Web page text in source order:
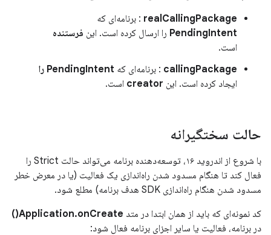
realCallingPackage : برنامه‌ای که
PendingIntent را ارسال کرده است. این فرستنده
است.
callingPackage : برنامه‌ای که PendingIntent را
ایجاد کرده است. این creator است.
حالت سختگیرانه
با شروع از اندروید ۱۶، توسعه‌دهنده برنامه می‌تواند حالت Strict را
فعال کند تا هنگام مسدود شدن راه‌اندازی یک فعالیت (یا در معرض خطر
مسدود شدن هنگام راه‌اندازی SDK هدف برنامه) مطلع شود.
کد نمونه‌ای که باید از همان ابتدا در متد Application.onCreate()
در برنامه، فعالیت یا سایر اجزای برنامه فعال شود: